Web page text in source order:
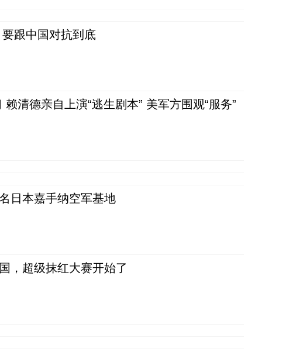
跟中国对抗到底
赖清德亲自上演“逃生剧本” 美军方围观“服务”
日本嘉手纳空军基地
，超级抹红大赛开始了